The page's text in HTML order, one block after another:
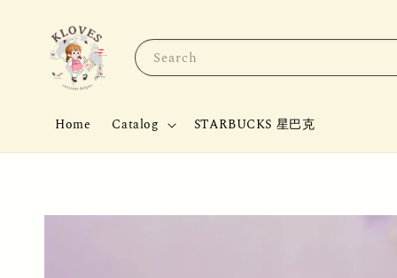
Search
Home Catalog STARBUCKS 星巴克